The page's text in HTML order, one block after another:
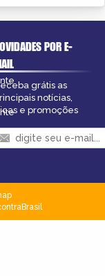
POR E-
grátis as
notícias,
e promoções